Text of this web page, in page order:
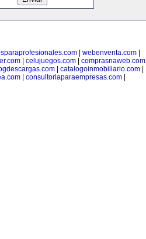
| webenventa.com|
| celujuegos.com| comprasnaweb.com|
| catalogoinmobiliario.com|
| consultoriaparaempresas.com|